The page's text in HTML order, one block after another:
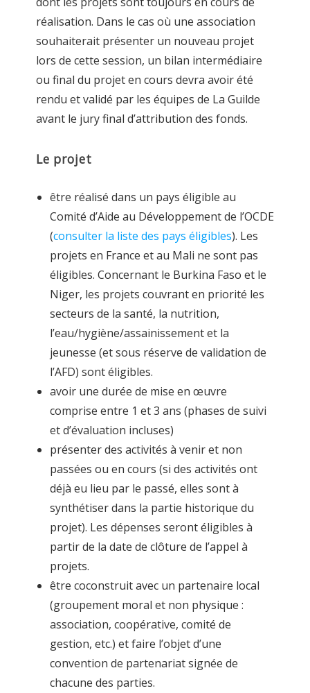
réalisation. Dans le cas où une association
souhaiterait présenter un nouveau projet
lors de cette session, un bilan intermédiaire
ou final du projet en cours devra avoir été
rendu et validé par les équipes de La Guilde
avant le jury final d’attribution des fonds.
Le projet
être réalisé dans un pays éligible au
Comité d’Aide au Développement de l’OCDE
(consulter la liste des pays éligibles). Les
projets en France et au Mali ne sont pas
éligibles. Concernant le Burkina Faso et le
Niger, les projets couvrant en priorité les
secteurs de la santé, la nutrition,
l’eau/hygiène/assainissement et la
jeunesse (et sous réserve de validation de
l’AFD) sont éligibles.
avoir une durée de mise en œuvre
comprise entre 1 et 3 ans (phases de suivi
et d’évaluation incluses)
présenter des activités à venir et non
passées ou en cours (si des activités ont
déjà eu lieu par le passé, elles sont à
synthétiser dans la partie historique du
projet). Les dépenses seront éligibles à
partir de la date de clôture de l’appel à
projets.
être coconstruit avec un partenaire local
(groupement moral et non physique :
association, coopérative, comité de
gestion, etc.) et faire l’objet d’une
convention de partenariat signée de
chacune des parties.